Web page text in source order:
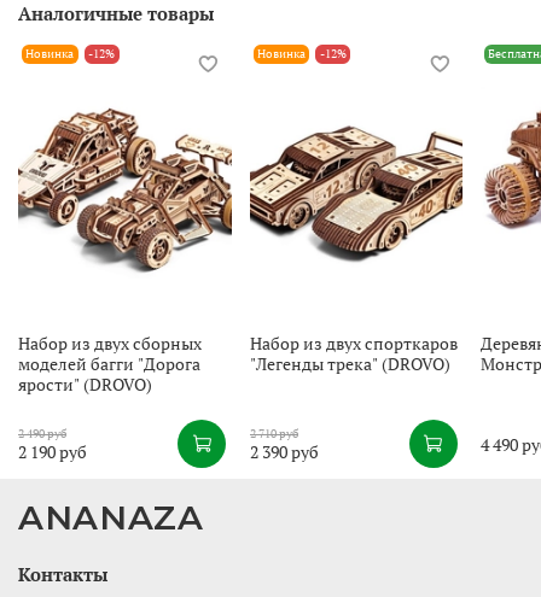
Аналогичные товары
Новинка -12%
Набор из двух сборных
моделей багги "Дорога
ярости" (DROVO)
2 490 руб
2 190 руб
Новинка -12%
Набор из двух спорткаров
"Легенды трека" (DROVO)
2 710 руб
2 390 руб 4 490
ANANAZA
Контакты